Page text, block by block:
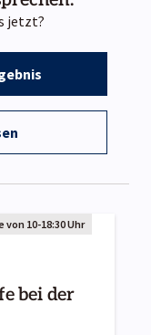
jetzt?
von 10-18:30 Uhr
bei der